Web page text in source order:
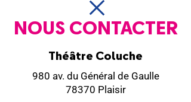
NOUS CONTACTER
Théâtre Coluche
980 av. du Général de Gaulle
78370 Plaisir